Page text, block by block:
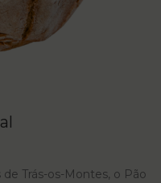
Trás-os-Montes, o Pão